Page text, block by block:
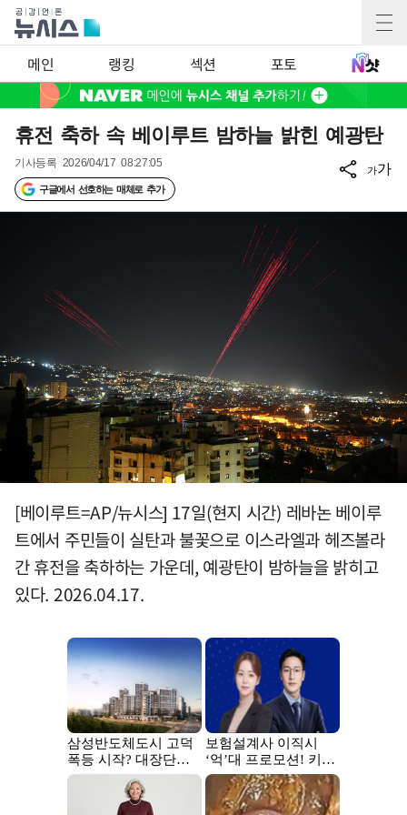
메인 랭킹 섹션 포토
휴전 축하 속 베이루트 밤하늘 밝힌 예광탄
기사등록 2026/04/17 08:27:05
구글에서 선호하는 매체로 추가
가가
[베이루트=AP/뉴시스] 17일(현지 시간) 레바논 베이루
트에서 주민들이 실탄과 불꽃으로 이스라엘과 헤즈볼라
간 휴전을 축하하는 가운데, 예광탄이 밤하늘을 밝히고
있다. 2026.04.17.